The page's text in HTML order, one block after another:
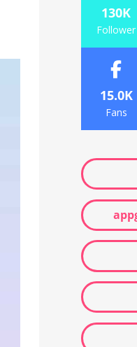
130K
Follower
15.0K
Fans